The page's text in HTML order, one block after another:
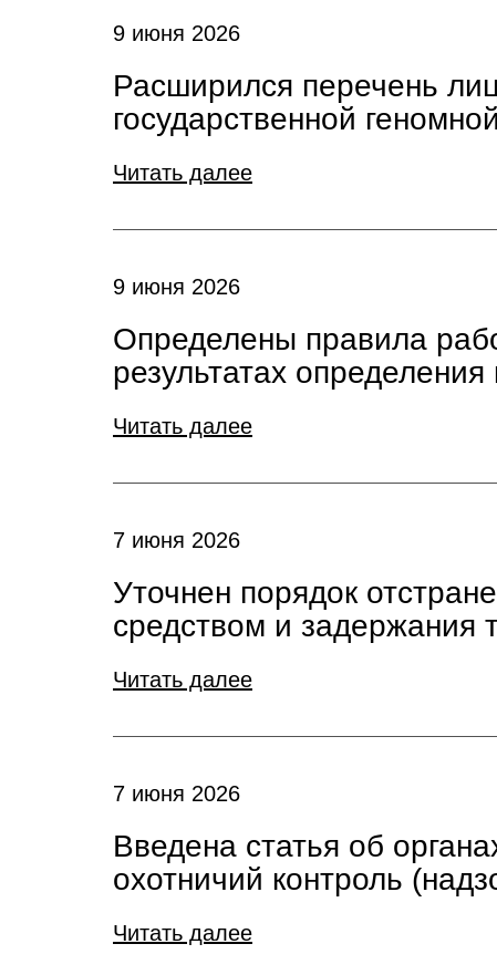
9 июня 2026
Расширился перечень
государственной
Читать далее
9 июня 2026
Определены правила
результатах
Читать далее
7 июня 2026
Уточнен порядок
средством и задержания
Читать далее
7 июня 2026
Введена статья об
охотничий контроль
Читать далее